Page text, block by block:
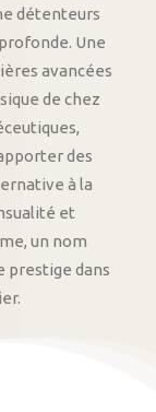
détenteurs
Une
avancées
de chez
des
à la
et
un nom
prestige dans